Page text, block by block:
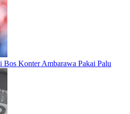
Konter Ambarawa Pakai Palu